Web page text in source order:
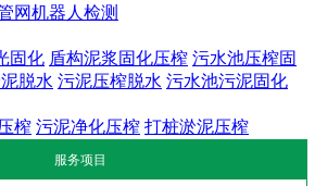
网机器人检测
固化 盾构泥浆固化压榨 污水池压榨固
脱水 污泥压榨脱水 污水池污泥固化
榨 污泥净化压榨 打桩淤泥压榨
服务项目